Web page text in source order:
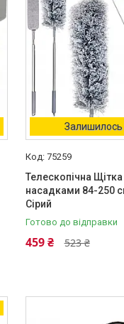
Залишилось
75259
Телескопічна
насадками 84-250
Сірий
Готово до відправки
523 ₴
459 ₴